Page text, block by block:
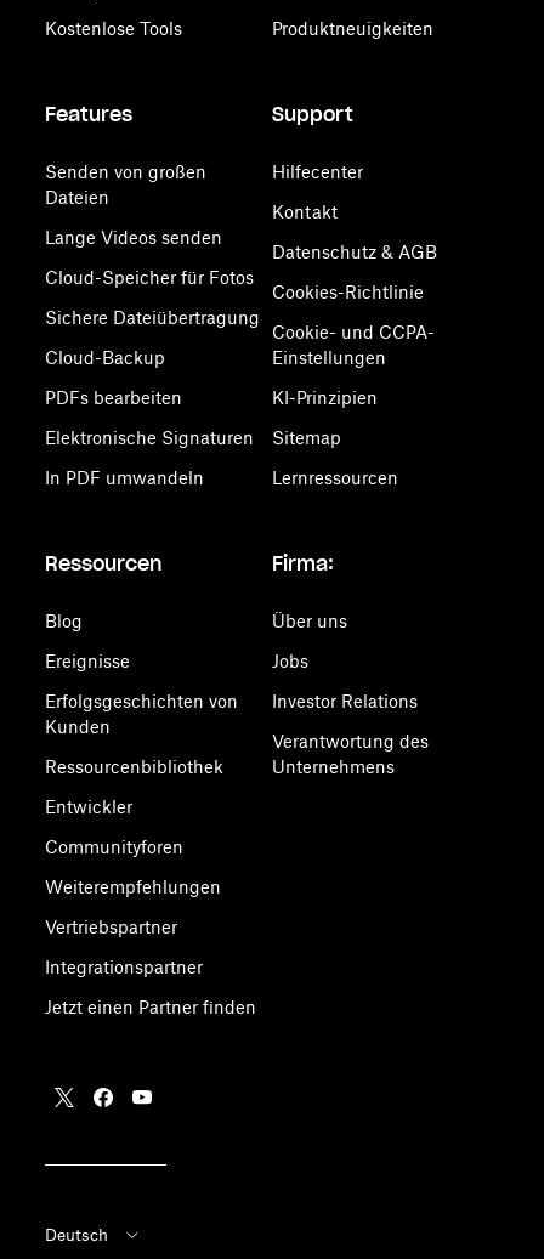
Kostenlose Tools
Produktneuigkeiten
Features
Senden von großen
Dateien
Lange Videos senden
Cloud-Speicher für Fotos
Sichere Dateiübertragung
Cloud-Backup
PDFs bearbeiten
Elektronische Signaturen
In PDF umwandeln
Support
Hilfecenter
Kontakt
Datenschutz & AGB
Cookies-Richtlinie
Cookie- und CCPA-
Einstellungen
KI-Prinzipien
Sitemap
Lernressourcen
Ressourcen
Blog
Ereignisse
Erfolgsgeschichten von
Kunden
Ressourcenbibliothek
Entwickler
Communityforen
Weiterempfehlungen
Vertriebspartner
Integrationspartner
Jetzt einen Partner finden
Firma:
Über uns
Jobs
Investor Relations
Verantwortung des
Unternehmens
Deutsch